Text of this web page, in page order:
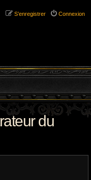
Connexion
S’enregistrer
du